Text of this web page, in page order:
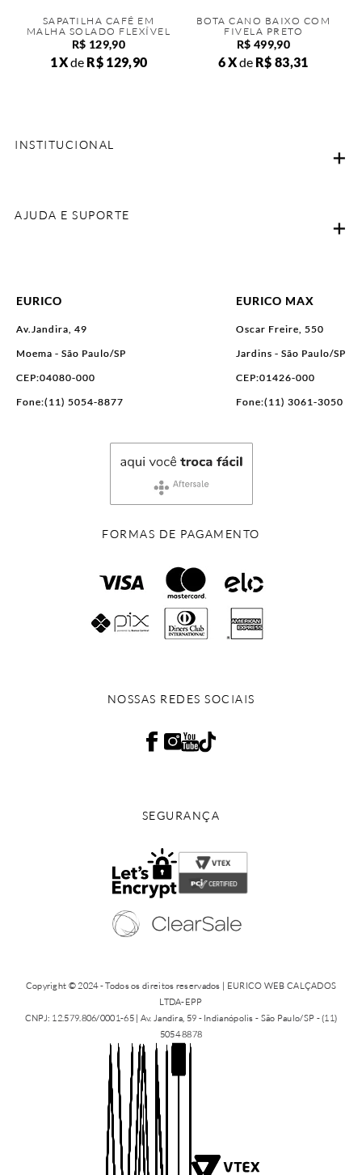
SAPATILHA CAFÉ EM
MALHA SOLADO FLEXÍVEL
R$ 129,90
1 de R$ 129,90
BOTA CANO BAIXO COM
FIVELA PRETO
R$ 499,90
6 de R$ 83,31
INSTITUCIONAL
AJUDA E SUPORTE
EURICO
Av.Jandira, 49
Moema - São Paulo/SP
CEP:04080-000
Fone:(11) 5054-8877
EURICO MAX
Oscar Freire, 550
Jardins - São Paulo/SP
CEP:01426-000
Fone:(11) 3061-3050
FORMAS DE PAGAMENTO
NOSSAS REDES SOCIAIS
SEGURANÇA
Copyright © 2024 - Todos os direitos reservados | EURICO WEB CALÇADOS
LTDA-EPP
CNPJ: 12.579.806/0001-65 | Av. Jandira, 59 - Indianópolis - São Paulo/SP - (11)
5054 8878